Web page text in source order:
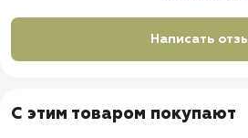
Написать
С этим товаром покупают